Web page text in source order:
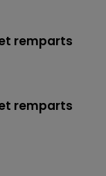
remparts
remparts